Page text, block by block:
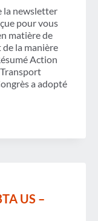
la newsletter
pour vous
matière de
la manière
Action
a adopté
US –